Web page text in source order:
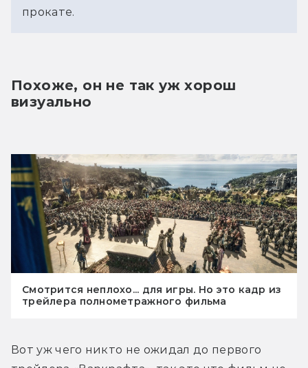
прокате.
Похоже, он не так уж хорош
визуально
Смотрится неплохо... для игры. Но это кадр из
трейлера полнометражного фильма
Вот уж чего никто не ожидал до первого